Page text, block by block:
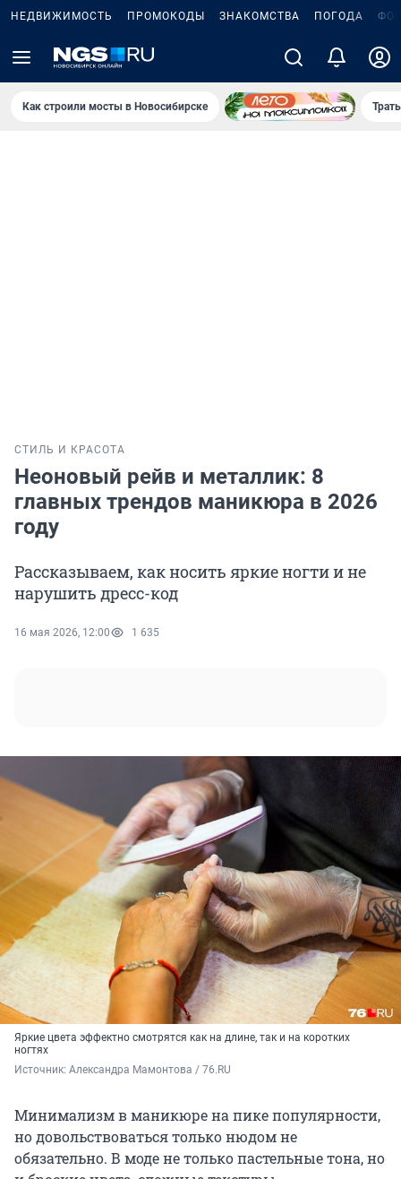
НЕДВИЖИМОСТЬ ПРОМОКОДЫ ЗНАКОМСТВА ПОГОДА
Как строили мосты в Новосибирске
СТИЛЬ И КРАСОТА
Неоновый рейв и металлик: 8
главных трендов маникюра в 2026
году
Рассказываем, как носить яркие ногти и не
нарушить дресс-код
16 мая 2026, 12:00 1 635
Яркие цвета эффектно смотрятся как на длине, так и на коротких
ногтях
Источник: Александра Мамонтова / 76.RU
Минимализм в маникюре на пике популярности,
но довольствоваться только нюдом не
обязательно. В моде не только пастельные тона, но